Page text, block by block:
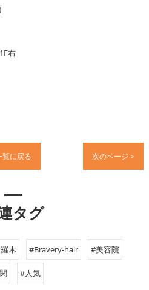
右
覧に戻る 次のページ >
タグ
木 #Bravery-hair #美容院
#人気